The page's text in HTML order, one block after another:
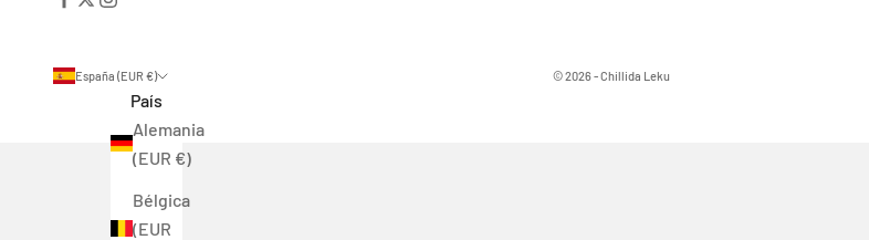
España (EUR €)
País
Alemania
(EUR €)
Bélgica
(EUR
© 2026 - Chillida Leku